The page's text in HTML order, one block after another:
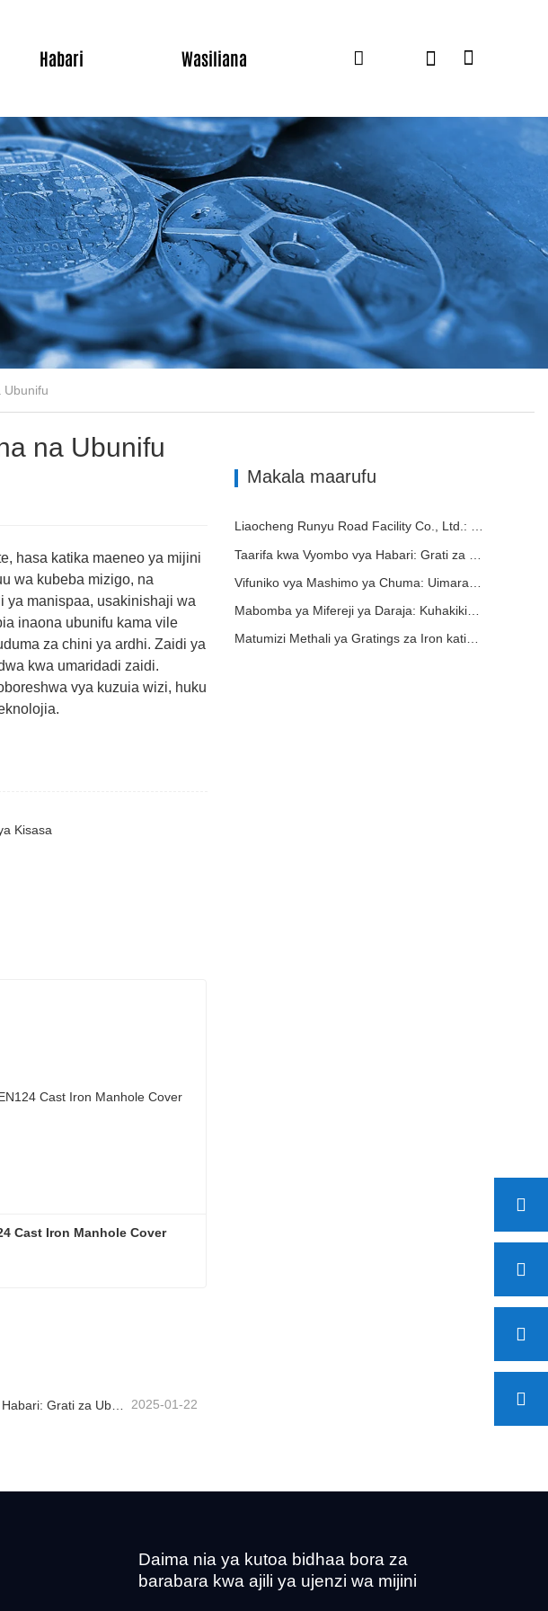
Habari Wasiliana
Ubunifu
na Ubunifu
hasa katika maeneo ya mijini
wa kubeba mizigo, na
ya manispaa, usakinishaji wa
inaona ubunifu kama vile
za chini ya ardhi. Zaidi ya
kwa umaridadi zaidi.
vya kuzuia wizi, huku
Kisasa
Cast Iron Manhole Cover
Taarifa kwa Vyombo vya Habari: Grati za Ubunifu za Mifereji ya Maji ya Nguvu ya Juu - Kuimarisha Usalama na Ufanisi wa Miundombinu ya Mijini 2025-01-22
Makala maarufu
Liaocheng Runyu Road Facility Co., Ltd.: Mtengenezaji Mwaminifu wa Vifuniko vya Manhole kwa Miundombinu Salama ya Mijini.
Mabomba ya Mifereji ya Daraja: Kuhakikisha Usimamizi Bora wa Maji katika Miundombinu ya Kisasa
Matumizi Methali ya Gratings za Iron katika Maisha ya Kila Siku na Matarajio ya Baadaye
Daima nia ya kutoa bidhaa bora za
barabara kwa ajili ya ujenzi wa mijini